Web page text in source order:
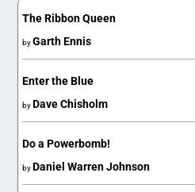
The Ribbon Queen
byGarth Ennis
Enter the Blue
by Dave Chisholm
Do a Powerbomb!
by Daniel Warren Johnson